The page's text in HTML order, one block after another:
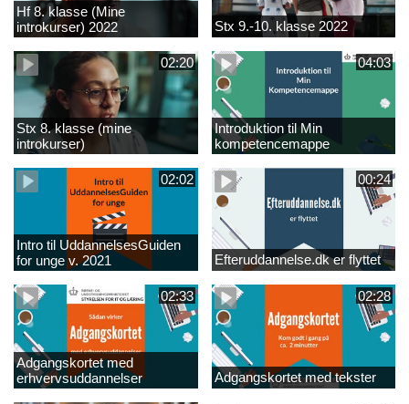
Hf 8. klasse (Mine
introkurser) 2022
Stx 9.-10. klasse 2022
02:20
Stx 8. klasse (mine
introkurser)
04:03
Introduktion til Min
kompetencemappe
02:02
Intro til UddannelsesGuiden
for unge v. 2021
00:24
Efteruddannelse.dk er flyttet
02:33
Adgangskortet med
erhvervsuddannelser
02:28
Adgangskortet med tekster